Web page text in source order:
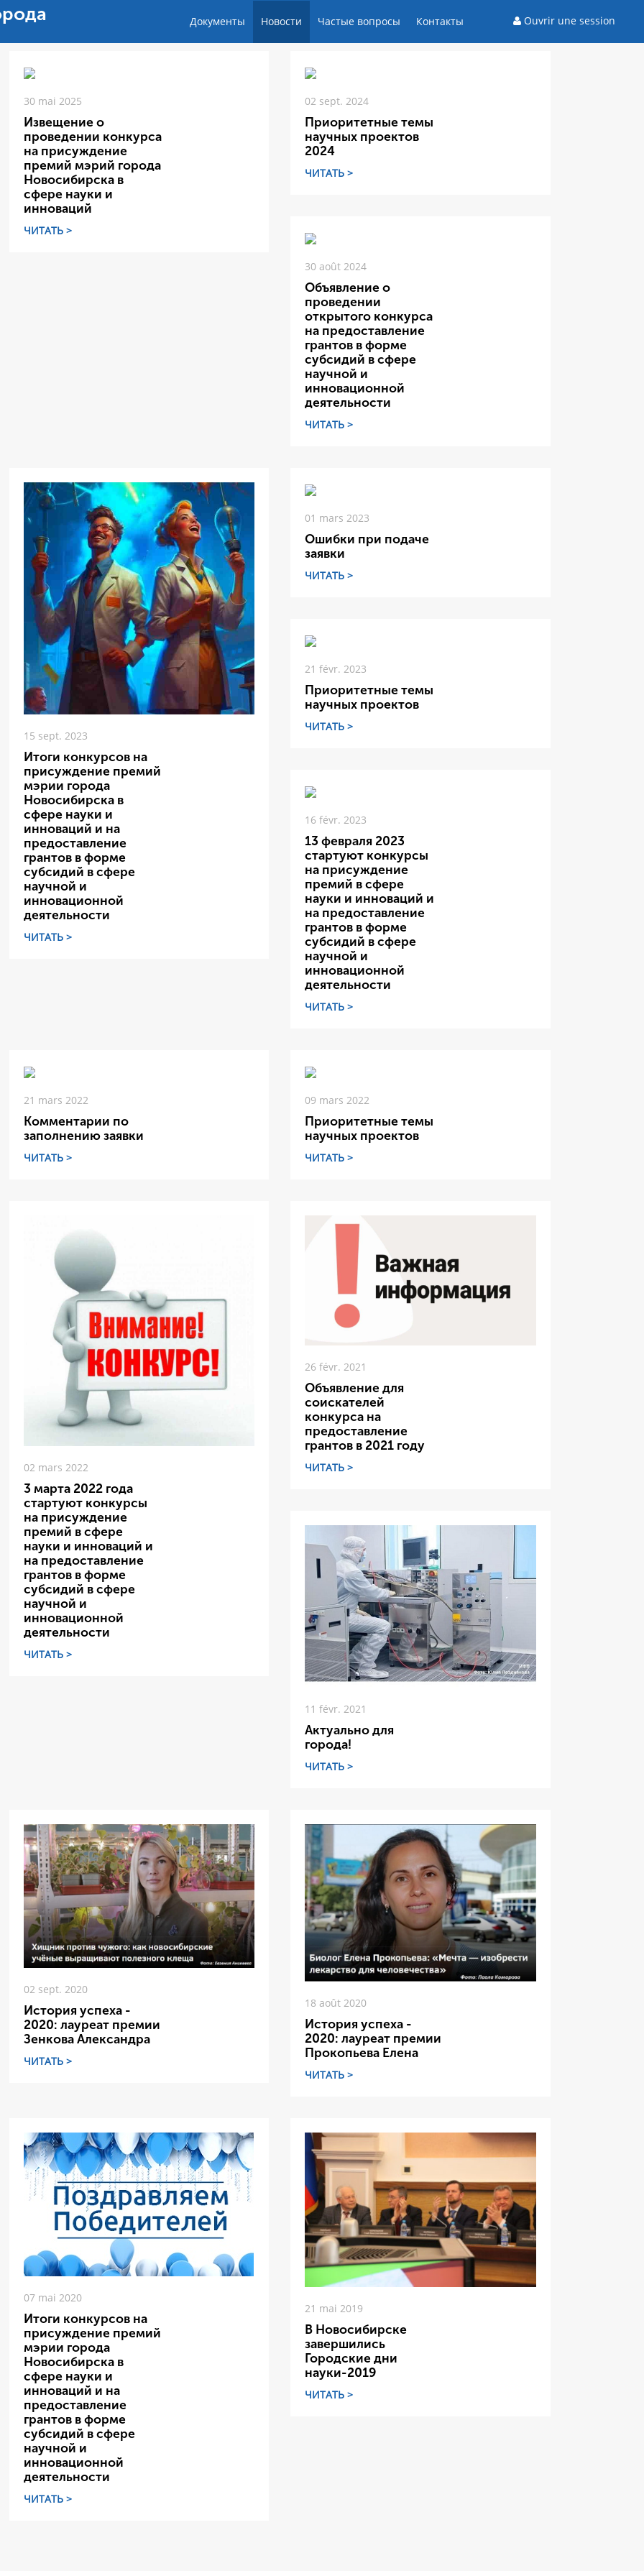
Документы Новости Частые вопросы Контакты Ouvrir une session
30 mai 2025
Извещение о
проведении конкурса
на присуждение
премий мэрий города
Новосибирска в
сфере науки и
инноваций
ЧИТАТЬ >
02 sept. 2024
Приоритетные темы
научных проектов
2024
ЧИТАТЬ >
30 août 2024
Объявление о
проведении
открытого конкурса
на предоставление
грантов в форме
субсидий в сфере
научной и
инновационной
деятельности
ЧИТАТЬ >
15 sept. 2023
Итоги конкурсов на
присуждение премий
мэрии города
Новосибирска в
сфере науки и
инноваций и на
предоставление
грантов в форме
субсидий в сфере
научной и
инновационной
деятельности
ЧИТАТЬ >
01 mars 2023
Ошибки при подаче
заявки
ЧИТАТЬ >
21 févr. 2023
Приоритетные темы
научных проектов
ЧИТАТЬ >
16 févr. 2023
13 февраля 2023
стартуют конкурсы
на присуждение
премий в сфере
науки и инноваций и
на предоставление
грантов в форме
субсидий в сфере
научной и
инновационной
деятельности
ЧИТАТЬ >
21 mars 2022
Комментарии по
заполнению заявки
ЧИТАТЬ >
09 mars 2022
Приоритетные темы
научных проектов
ЧИТАТЬ >
02 mars 2022
3 марта 2022 года
стартуют конкурсы
на присуждение
премий в сфере
науки и инноваций и
на предоставление
грантов в форме
субсидий в сфере
научной и
инновационной
деятельности
ЧИТАТЬ >
26 févr. 2021
Объявление для
соискателей
конкурса на
предоставление
грантов в 2021 году
ЧИТАТЬ >
11 févr. 2021
Актуально для
города!
ЧИТАТЬ >
02 sept. 2020
История успеха -
2020: лауреат премии
Зенкова Александра
ЧИТАТЬ >
18 août 2020
История успеха -
2020: лауреат премии
Прокопьева Елена
ЧИТАТЬ >
07 mai 2020
Итоги конкурсов на
присуждение премий
мэрии города
Новосибирска в
сфере науки и
инноваций и на
предоставление
грантов в форме
субсидий в сфере
научной и
инновационной
деятельности
ЧИТАТЬ >
21 mai 2019
В Новосибирске
завершились
Городские дни
науки-2019
ЧИТАТЬ >